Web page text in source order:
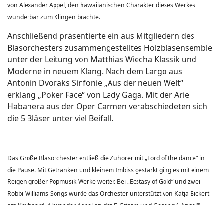
von Alexander Appel, den hawaiianischen Charakter dieses Werkes
wunderbar zum Klingen brachte.
Anschließend präsentierte ein aus Mitgliedern des
Blasorchesters zusammengestelltes Holzblasensemble
unter der Leitung von Matthias Wiecha Klassik und
Moderne in neuem Klang. Nach dem Largo aus
Antonin Dvoraks Sinfonie „Aus der neuen Welt“
erklang „Poker Face“ von Lady Gaga. Mit der Arie
Habanera aus der Oper Carmen verabschiedeten sich
die 5 Bläser unter viel Beifall.
Das Große Blasorchester entließ die Zuhörer mit „Lord of the dance“ in
die Pause. Mit Getränken und kleinem Imbiss gestärkt ging es mit einem
Reigen großer Popmusik-Werke weiter. Bei „Ecstasy of Gold“ und zwei
Robbi-Williams-Songs wurde das Orchester unterstützt von Katja Bickert